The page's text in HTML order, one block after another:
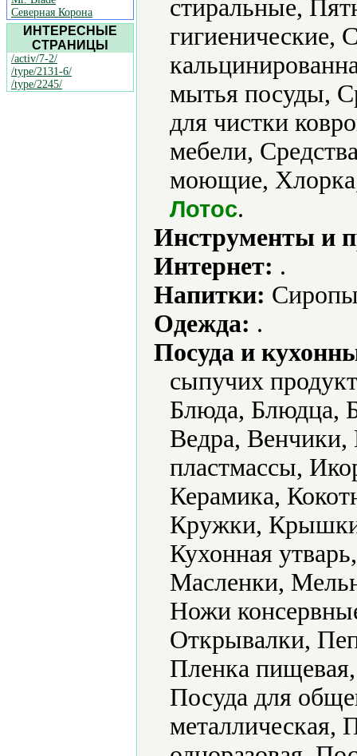
Северная Корона
ИНТЕРЕСНЫЕ
СТРАНИЦЫ
/activ/7-2/
/type/2131-6/
/type/2245/
стиральные,
гигиенические,
мытья посуды,
для чистки
мебели,
моющие,
Лотос.
Инструменты и
Интернет: .
Напитки:
Одежда: .
Посуда и
сыпучих
Блюда, Блюдца,
Ведра,
пластмассы,
Керамика,
Кружки, Крышки
Кухонная
Масленки,
Ножи
Открывалки,
Пленка
Посуда для
металлическая,